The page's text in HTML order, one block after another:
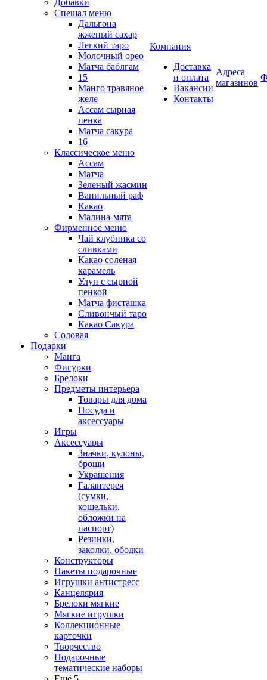
Добавки
Спешал меню
Дальгона
жженый сахар
Легкий таро
Молочный орео
Матча баблгам
15
Манго травяное
желе
Ассам сырная
пенка
Матча сакура
16
Классическое меню
Ассам
Матча
Зеленый жасмин
Ванильный раф
Какао
Малина-мята
Фирменное меню
Чай клубника со
сливками
Какао соленая
карамель
Улун с сырной
пенкой
Матча фисташка
Сливончый таро
Какао Сакура
Содовая
Подарки
Манга
Фигурки
Брелоки
Предметы интерьера
Товары для дома
Посуда и
аксессуары
Игры
Аксессуары
Значки, кулоны,
броши
Украшения
Галантерея
(сумки,
кошельки,
обложки на
паспорт)
Резинки,
заколки, ободки
Конструкторы
Пакеты подарочные
Игрушки антистресс
Канцелярия
Брелоки мягкие
Мягкие игрушки
Коллекционные
карточки
Творчество
Подарочные
тематические наборы
Компания
Доставка
и оплата
Вакансии
Контакты
Адреса
магазинов